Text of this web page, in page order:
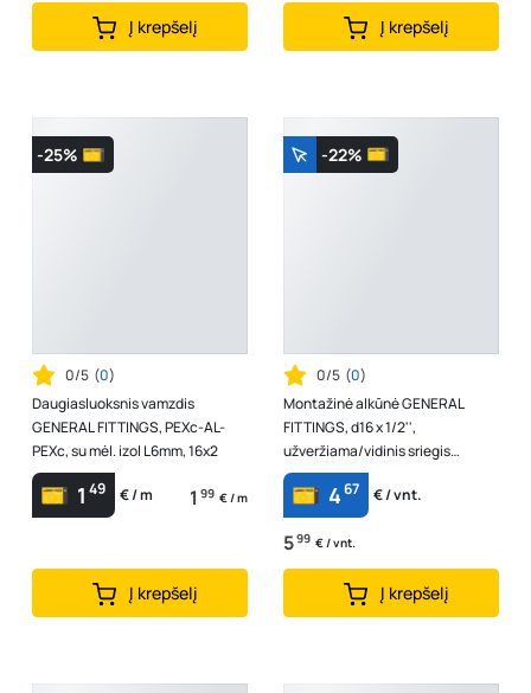
Į krepšelį Į krepšelį
-25%
0/5 (0)
Daugiasluoksnis vamzdis
GENERAL FITTINGS, PEXc-AL-
PEXc, su mėl. izol L6mm, 16x2
1 49 € / m 1 99 € / m
Į krepšelį
-22%
0/5 (0)
Montažinė alkūnė GENERAL
FITTINGS, d16 x 1/2'',
užveržiama/vidinis sriegis
88.04.315
467 € / vnt.
599 € / vnt.
Į krepšelį